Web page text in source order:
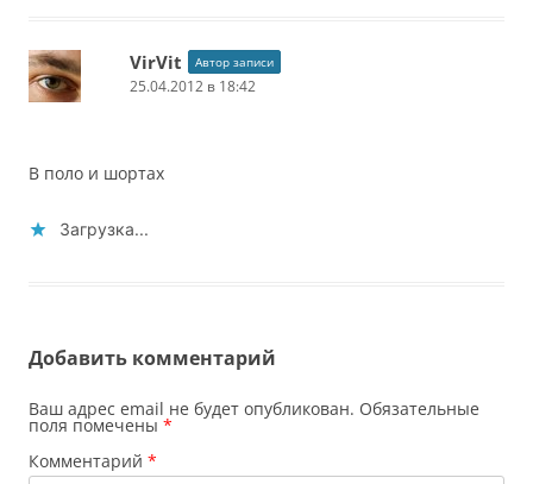
VirVit Автор записи
25.04.2012 в 18:42
В поло и шортах
Загрузка...
Добавить комментарий
Ваш адрес email не будет опубликован. Обязательные
поля помечены *
Комментарий *